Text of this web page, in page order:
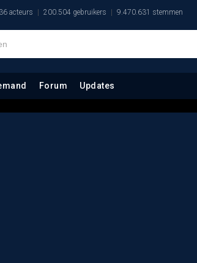
acteurs 200.504 gebruikers 9.470.631 stemmen
Forum Updates